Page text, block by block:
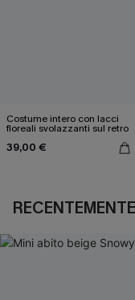
Costume intero con lacci
floreali svolazzanti sul retro
39,00 €